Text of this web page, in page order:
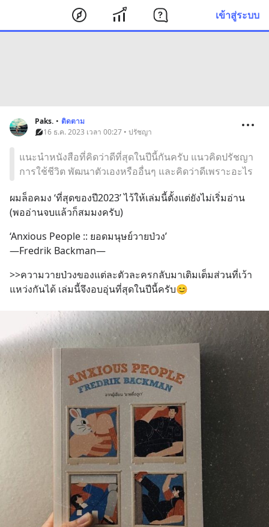
เข้าสู่ระบบ
Paks. • ติดตาม
16 ธ.ค. 2023 เวลา 00:27 • ปรัชญา
แนะนำหนังสือที่คิดว่าดีที่สุดในปีนี้กันครับ แนวคิดปรัชญา
การใช้ชีวิต พัฒนาตัวเองหรืออื่นๆ และคิดว่าดีเพราะอะไร
ผมล็อคมง ‘ที่สุดของปี2023’ ไว้ให้เล่มนี้ตั้งแต่ยังไม่เริ่มอ่าน
(พออ่านจบแล้วก็สมมงครับ)
‘Anxious People :: ยอดมนุษย์วายป่วง’
—Fredrik Backman—
>>ความวายป่วงของแต่ละตัวละครกลับมาเติมเต็มส่วนที่เว้า
แหว่งกันได้ เล่มนี้จึงอบอุ่นที่สุดในปีนี้ครับ😊